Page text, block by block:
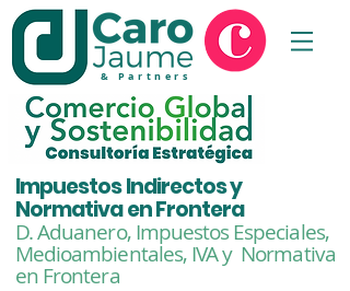
& Partners
Impuestos Indirectos y
Normativa en Frontera
D. Aduanero, Impuestos Especiales,
Medioambientales,IVA y Normativa
en Frontera